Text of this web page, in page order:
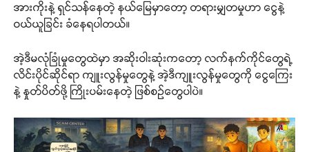
အားကိုးနဲ့ ရှင်သန်နေတဲ့ နယ်မြေမှာတော့ တရားမျှတမှုဟာ ငွေနဲ့
ဝယ်ယူခြင်း ခံနေရပါတယ်။
အဲ့ဒီမလုံခြုံမှုတွေထဲမှာ အဆိုးဝါးဆုံးကတော့ လက်နက်ကိုင်တွေရဲ့
လိင်းပိုင်ဆိုင်ရာ ကျူးလွန်မှုတွေနဲ့ အဲ့ဒီကျူးလွန်မှုတွေကို ငွေကြေး
နဲ့ နှုတ်ပိတ်ဖို့ ကြိုးပမ်းနေတဲ့ ဖြစ်စဉ်တွေပါပဲ။